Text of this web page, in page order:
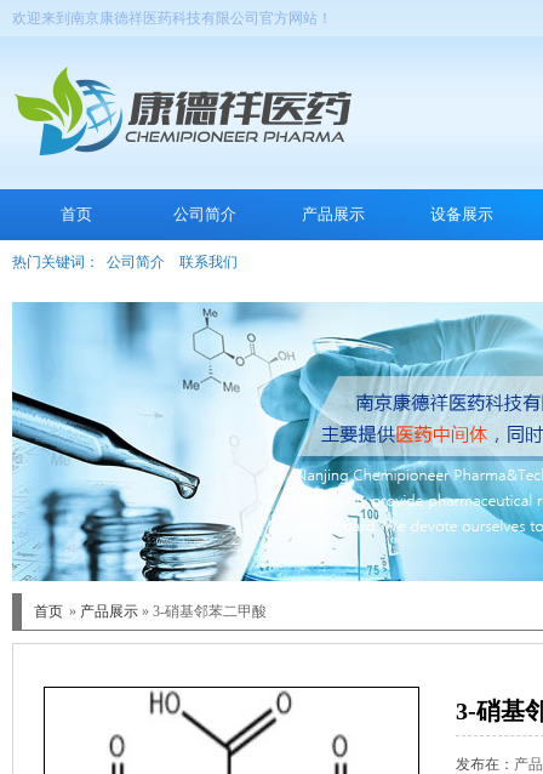
欢迎来到南京康德祥医药科技有限公司官方网站！
首页 公司简介 产品展示 设备展示
热门关键词： 公司简介 联系我们
首页 » 产品展示 » 3-硝基邻苯二甲酸
3-硝基
发布在： 产